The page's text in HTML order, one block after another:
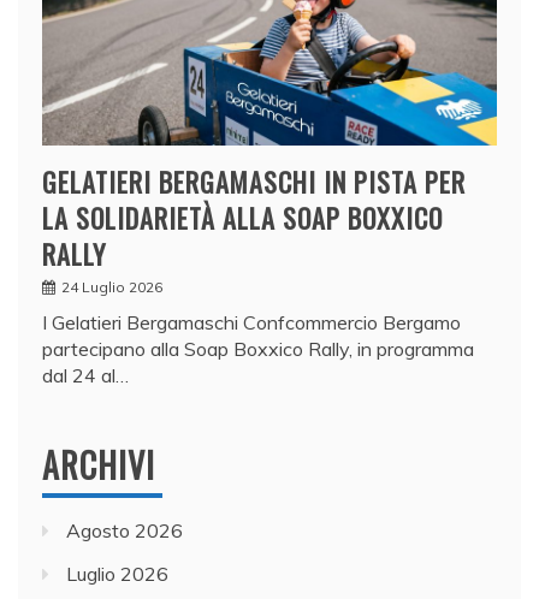
GELATIERI BERGAMASCHI IN PISTA PER
LA SOLIDARIETÀ ALLA SOAP BOXXICO
RALLY
24 Luglio 2026
I Gelatieri Bergamaschi Confcommercio Bergamo
partecipano alla Soap Boxxico Rally, in programma
dal 24 al…
ARCHIVI
Agosto 2026
Luglio 2026